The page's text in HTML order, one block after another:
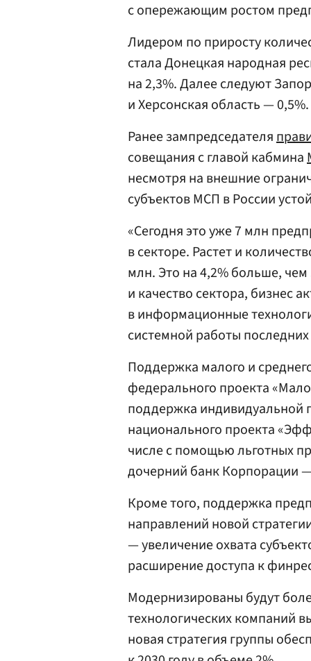
с опережающим ростом
Лидером по приросту
стала Донецкая народная
на 2,3%. Далее следуют
и Херсонская область — 0,5%.
Ранее зампредседателя
совещания с главой кабмина
несмотря на внешние
субъектов МСП в России
«Сегодня это уже 7 млн
в секторе. Растет и
млн. Это на 4,2% больше,
и качество сектора, бизнес
в информационные
системной работы
Поддержка малого и
федерального проекта
поддержка индивидуальной
национального проекта
числе с помощью льготных
дочерний банк Корпорации
Кроме того, поддержка
направлений новой
— увеличение охвата
расширение доступа к
Модернизированы будут
технологических компаний
новая стратегия группы